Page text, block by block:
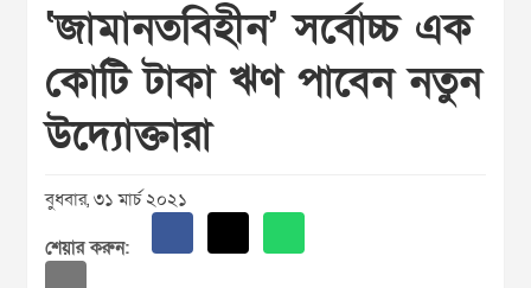
‘জামানতবিহীন’ সর্বোচ্চ এক
কোটি টাকা ঋণ পাবেন নতুন
উদ্যোক্তারা
বুধবার, ৩১ মার্চ ২০২১
শেয়ার করুন: